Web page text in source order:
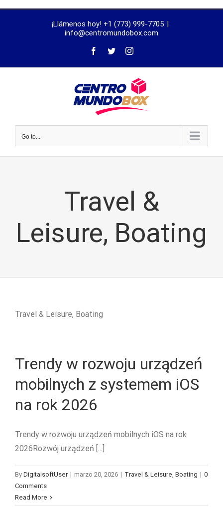
¡Llámenos hoy! +1 (773) 999-7705 |
info@centromundobox.com
Go to...
Travel &
Leisure, Boating
Travel & Leisure, Boating
Trendy w rozwoju urządzeń
mobilnych z systemem iOS
na rok 2026
Trendy w rozwoju urządzeń mobilnych iOS na rok
2026Rozwój urządzeń [...]
By DigitalsoftUser | marzo 20, 2026 | Travel & Leisure, Boating | 0
Comments
Read More